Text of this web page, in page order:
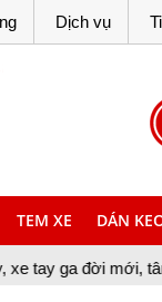
Dịch vụ
TEM XE DÁN
tân trang xe máy,